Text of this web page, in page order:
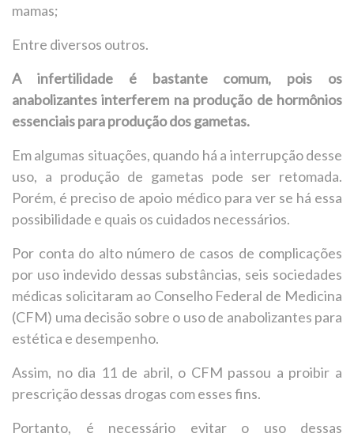
mamas;
Entre diversos outros.
A infertilidade é bastante comum, pois os
anabolizantes interferem na produção de hormônios
essenciais para produção dos gametas.
Em algumas situações, quando há a interrupção desse
uso, a produção de gametas pode ser retomada.
Porém, é preciso de apoio médico para ver se há essa
possibilidade e quais os cuidados necessários.
Por conta do alto número de casos de complicações
por uso indevido dessas substâncias, seis sociedades
médicas solicitaram ao Conselho Federal de Medicina
(CFM) uma decisão sobre o uso de anabolizantes para
estética e desempenho.
Assim, no dia 11 de abril, o CFM passou a proibir a
prescrição dessas drogas com esses fins.
Portanto, é necessário evitar o uso dessas